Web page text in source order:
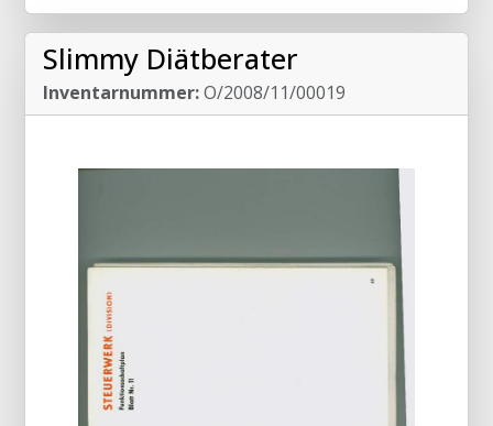
Slimmy Diätberater
Inventarnummer:O/2008/11/00019